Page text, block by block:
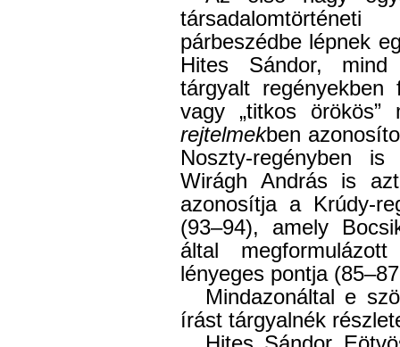
párbeszédbe lépnek
Hites Sándor,
tárgyalt regényekben
vagy „titkos
rejtelmekben
Noszty-regényben
Wirágh András is
azonosítja a Krúdy-
(93–94), amely
által megformulázott
lényeges pontja
Mindazonáltal e
írást tárgyalnék